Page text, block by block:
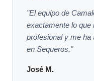
"El equipo de
exactamente lo que
profesional y me ha
en Sequeros."
José M.